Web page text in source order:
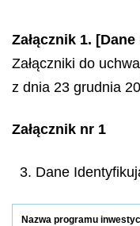
Załącznik 1.
Załączniki do
z dnia 23 grudnia
Załącznik nr 1
3. Dane
Nazwa programu